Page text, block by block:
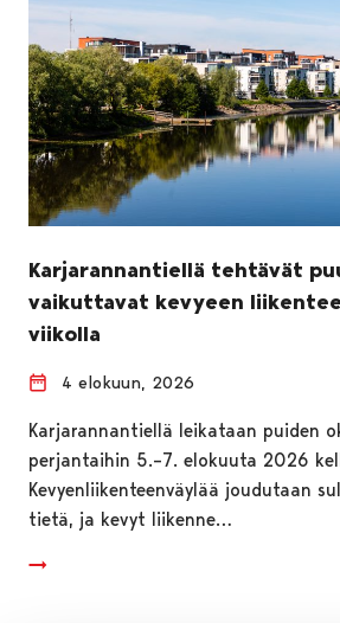
Karjarannantiellä tehtävät
vaikuttavat kevyeen
viikolla
4 elokuun, 2026
Karjarannantiellä leikataan puiden
perjantaihin 5.–7. elokuuta 2026
Kevyenliikenteenväylää joudutaan
tietä, ja kevyt liikenne…